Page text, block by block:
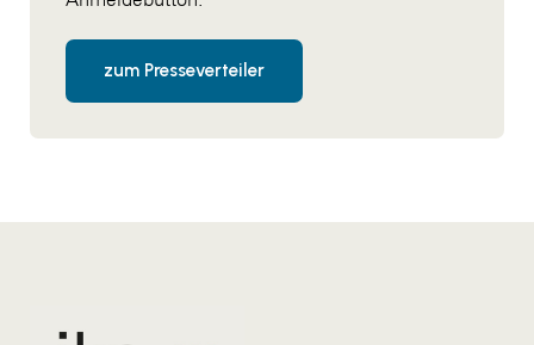
zum Presseverteiler